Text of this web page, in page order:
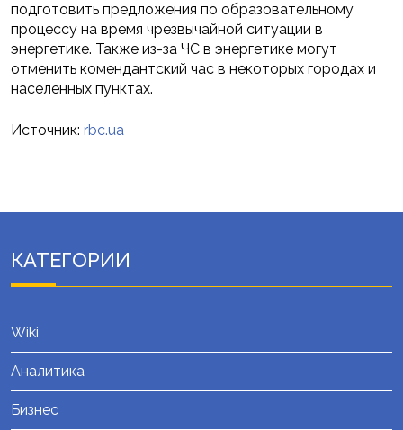
подготовить предложения по образовательному
процессу на время чрезвычайной ситуации в
энергетике. Также из-за ЧС в энергетике могут
отменить комендантский час в некоторых городах и
населенных пунктах.
Источник: rbc.ua
КАТЕГОРИИ
Wiki
Аналитика
Бизнес